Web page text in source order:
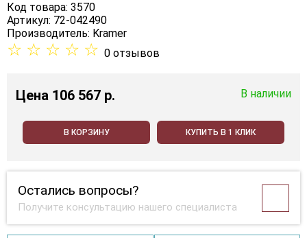
Код товара: 3570
Артикул: 72-042490
Производитель: Kramer
☆ ☆ ☆ ☆ ☆ 0 отзывов
Цена 106 567 p. В наличии
В КОРЗИНУ КУПИТЬ В 1 КЛИК
Остались вопросы?
Получите консультацию нашего специалиста